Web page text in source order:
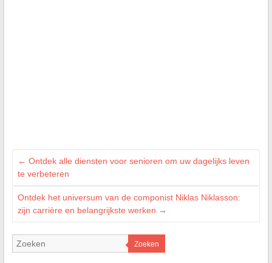
← Ontdek alle diensten voor senioren om uw dagelijks leven
te verbeteren
Ontdek het universum van de componist Niklas Niklasson:
zijn carrière en belangrijkste werken →
Zoeken